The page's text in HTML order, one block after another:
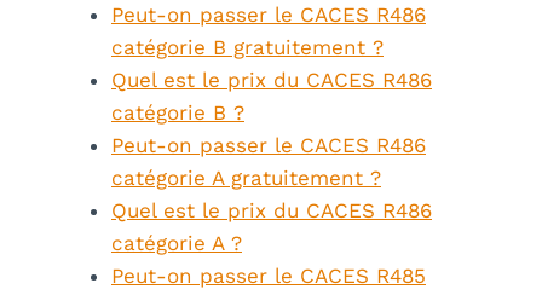
Peut-on passer le CACES R486
catégorie B gratuitement ?
Quel est le prix du CACES R486
catégorie B ?
Peut-on passer le CACES R486
catégorie A gratuitement ?
Quel est le prix du CACES R486
catégorie A ?
Peut-on passer le CACES R485